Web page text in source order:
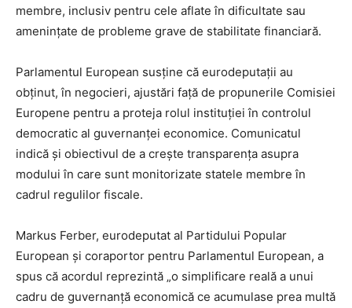
membre, inclusiv pentru cele aflate în dificultate sau
amenințate de probleme grave de stabilitate financiară.
Parlamentul European susține că eurodeputații au
obținut, în negocieri, ajustări față de propunerile Comisiei
Europene pentru a proteja rolul instituției în controlul
democratic al guvernanței economice. Comunicatul
indică și obiectivul de a crește transparența asupra
modului în care sunt monitorizate statele membre în
cadrul regulilor fiscale.
Markus Ferber, eurodeputat al Partidului Popular
European și coraportor pentru Parlamentul European, a
spus că acordul reprezintă „o simplificare reală a unui
cadru de guvernanță economică ce acumulase prea multă